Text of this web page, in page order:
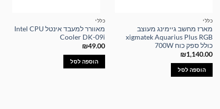
כללי
מארז מחשב גיימינג מעוצב
xigmatek Aquarius Plus RGB
כולל ספק כוח 700W
₪1,140.00
הוספה לסל
כללי
מאוורר למעבד אינטל Intel CPU
Cooler DK-09i
₪49.00
הוספה לסל